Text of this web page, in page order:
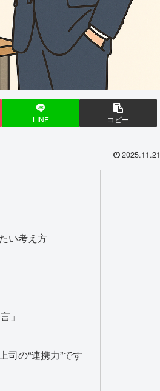
LINE コピー
2025.11.21
い考え方
」
司の“連携力”です